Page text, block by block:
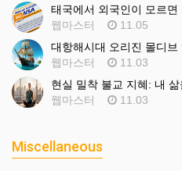
태국에서 외국인이 모르
웹마스터
11.05
웹마스터
11.03
현실 밀착 불교 지혜: 내
웹마스터
11.03
Miscellaneous